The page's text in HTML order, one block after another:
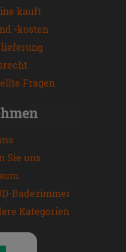
kauft
-kosten
Fragen
Sie uns
Badezimmer
Kategorien